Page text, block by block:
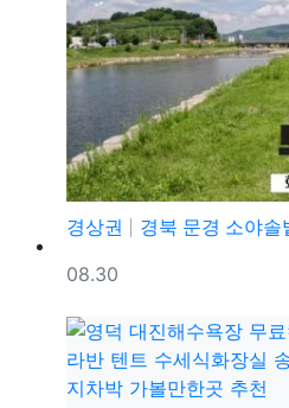
경상권
경북 문경 소야솔밭 화
등록일
08.30